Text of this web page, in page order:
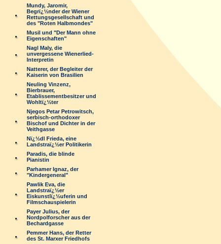
Mundy, Jaromir,
Begrï¿½nder der Wiener
Rettungsgesellschaft und
des "Roten Halbmondes"
Musil und "Der Mann ohne
Eigenschaften"
Nagl Maly, die
unvergessene Wienerlied-
Interpretin
Natterer, der Begleiter der
Kaiserin von Brasilien
Neuling Vinzenz,
Bierbrauer,
Etablissementbesitzer und
Wohltï¿½ter
Njegos Petar Petrowitsch,
serbisch-orthodoxer
Bischof und Dichter in der
Veithgasse
Nï¿½dl Frieda, eine
Landstraï¿½er Politikerin
Paradis, die blinde
Pianistin
Parhamer Ignaz, der
"Kindergeneral"
Pawlik Eva, die
Landstraï¿½er
Eiskunstlï¿½uferin und
Filmschauspielerin
Payer Julius, der
Nordpolforscher aus der
Bechardgasse
Pemmer Hans, der Retter
des St. Marxer Friedhofs